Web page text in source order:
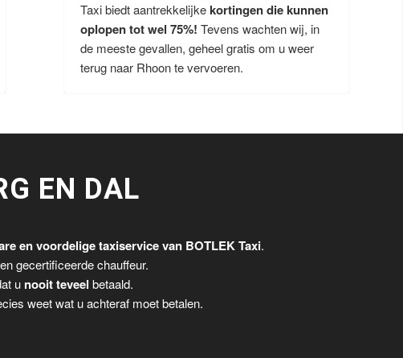
Taxi biedt aantrekkelijkekortingen die kunnen
oplopen tot wel 75%!Tevens wachten wij, in
de meeste gevallen, geheel gratis om u weer
terug naar Rhoon te vervoeren.
EN DAL
en voordelige taxiservice van BOTLEK Taxi.
gecertificeerde chauffeur.
u nooit teveel betaald.
weet wat u achteraf moet betalen.